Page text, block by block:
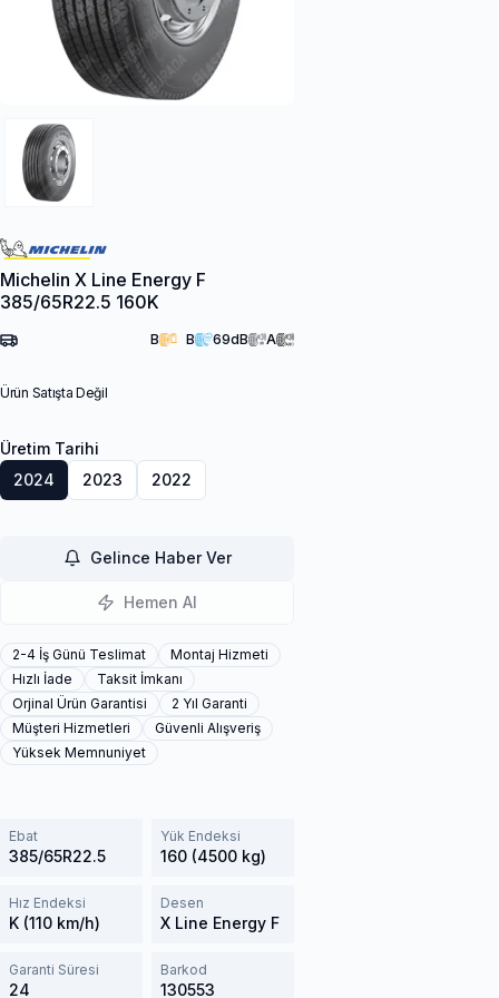
Michelin X Line Energy F
385/65R22.5 160K
B B 69dB A
Ürün Satışta Değil
Üretim Tarihi
2024
2023 2022
Gelince Haber Ver
Hemen Al
2-4 İş Günü Teslimat
Montaj Hizmeti
Hızlı İade
Taksit İmkanı
Orjinal Ürün Garantisi
2 Yıl Garanti
Müşteri Hizmetleri
Güvenli Alışveriş
Yüksek Memnuniyet
Ebat
385/65R22.5
Yük Endeksi
160 (4500 kg)
Hız Endeksi
K (110 km/h)
Desen
X Line Energy F
Garanti Süresi
24
Barkod
130553